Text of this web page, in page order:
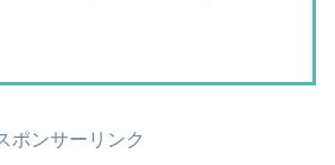
ポンサーリンク